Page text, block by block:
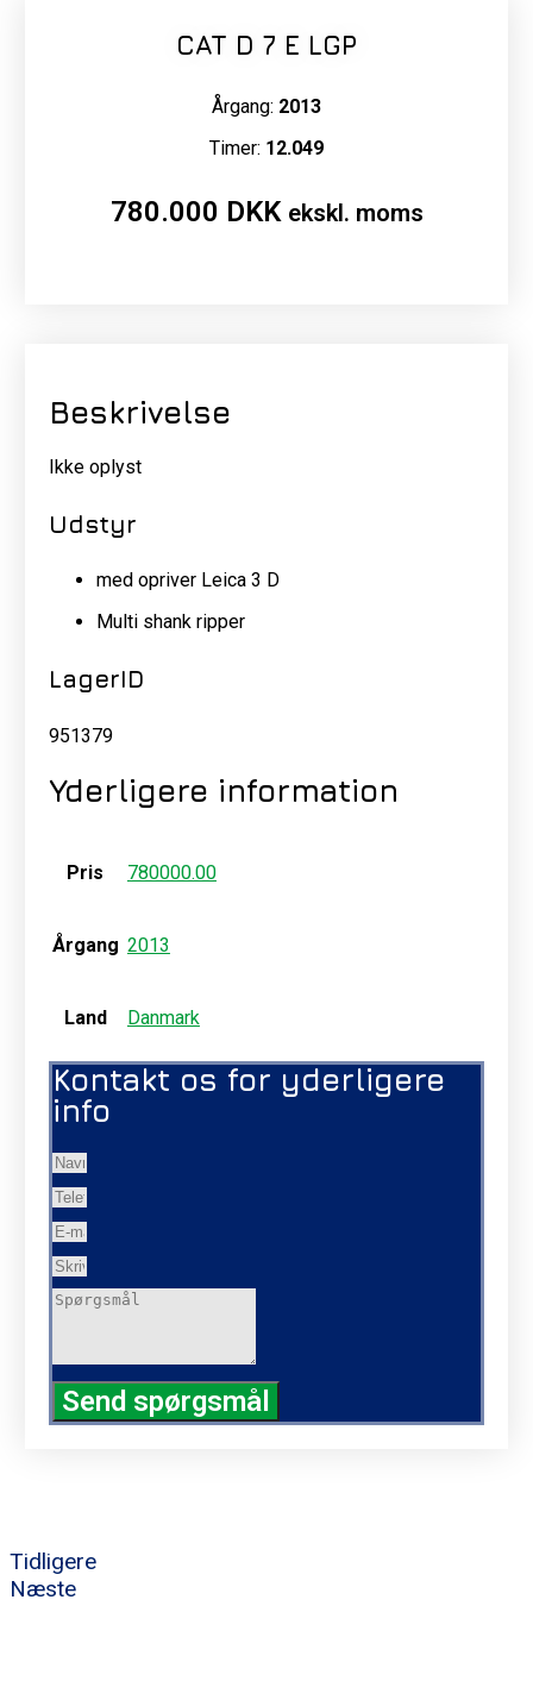
CAT D 7 E LGP
Årgang: 2013
Timer: 12.049
780.000 DKK ekskl. moms
Beskrivelse
Ikke oplyst
Udstyr
med opriver Leica 3 D
Multi shank ripper
LagerID
951379
Yderligere information
Pris 780000.00
Årgang 2013
Land Danmark
Kontakt os for yderligere
info
Send spørgsmål
Tidligere
Næste